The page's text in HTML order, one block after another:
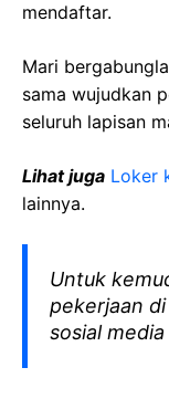
mendaftar.
Mari
sama wujudkan
seluruh lapisan
Lihat juga Loker
lainnya.
Untuk
pekerjaan
sosial media